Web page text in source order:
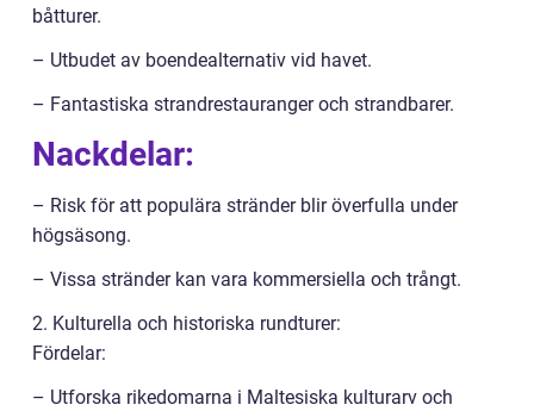
båtturer.
– Utbudet av boendealternativ vid havet.
– Fantastiska strandrestauranger och strandbarer.
Nackdelar:
– Risk för att populära stränder blir överfulla under
högsäsong.
– Vissa stränder kan vara kommersiella och trångt.
2. Kulturella och historiska rundturer:
Fördelar:
– Utforska rikedomarna i Maltesiska kulturarv och